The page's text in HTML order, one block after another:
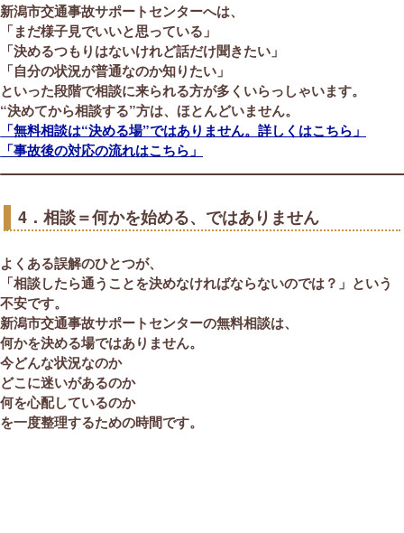
新潟市交通事故サポートセンターへは、
「まだ様子見でいいと思っている」
「決めるつもりはないけれど話だけ聞きたい」
「自分の状況が普通なのか知りたい」
といった段階で相談に来られる方が多くいらっしゃいます。
“決めてから相談する”方は、ほとんどいません。
「無料相談は“決める場”ではありません。詳しくはこちら」
「事故後の対応の流れはこちら」
4．相談＝何かを始める、ではありません
よくある誤解のひとつが、
「相談したら通うことを決めなければならないのでは？」という
不安です。
新潟市交通事故サポートセンターの無料相談は、
何かを決める場ではありません。
今どんな状況なのか
どこに迷いがあるのか
何を心配しているのか
を一度整理するための時間です。